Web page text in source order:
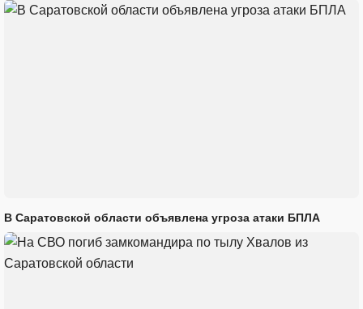
В Саратовской области объявлена угроза атаки БПЛА